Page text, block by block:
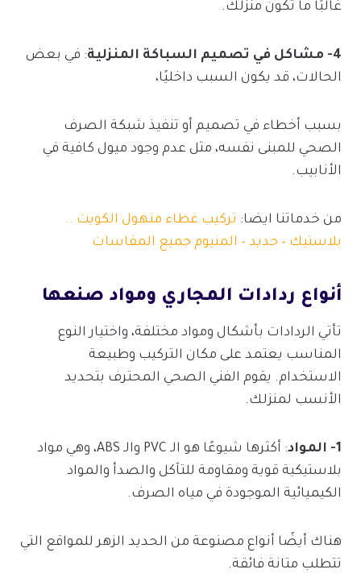
غالبًا ما تكون منزلك.
4- مشاكل في تصميم السباكة المنزلية
: في بعض
الحالات، قد يكون السبب داخليًا،
بسبب أخطاء في تصميم أو تنفيذ شبكة الصرف
الصحي للمبنى نفسه، مثل عدم وجود ميول كافية في
الأنابيب.
من خدماتنا ايضا: تركيب غطاء منهول الكويت ..
بلاستيك – حديد – المنيوم جميع المقاسات
أنواع ردادات المجاري ومواد صنعها
تأتي الردادات بأشكال ومواد مختلفة، واختيار النوع
المناسب يعتمد على مكان التركيب وطبيعة
الاستخدام. يقوم الفني الصحي المحترف بتحديد
الأنسب لمنزلك.
1- المواد
: أكثرها شيوعًا هو الـ PVC والـ ABS، وهي مواد
بلاستيكية قوية ومقاومة للتآكل والصدأ والمواد
الكيميائية الموجودة في مياه الصرف.
هناك أيضًا أنواع مصنوعة من الحديد الزهر للمواقع التي
تتطلب متانة فائقة.